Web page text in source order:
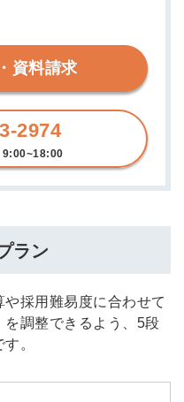
資料請求
2974
9:00~18:00
ラン
採用難易度に合わせて
調整できるよう、5段
。